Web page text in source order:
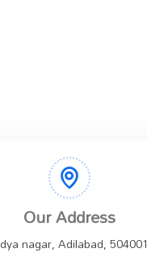
Our Address
nagar, Adilabad, 504001